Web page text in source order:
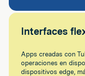
Interfaces
Apps creadas con
operaciones en
dispositivos edge,